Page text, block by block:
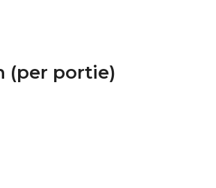
(per portie)